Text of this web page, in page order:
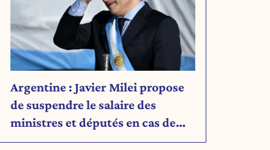
Argentine : Javier Milei propose
de suspendre le salaire des
ministres et députés en cas de
déficit budgétaire